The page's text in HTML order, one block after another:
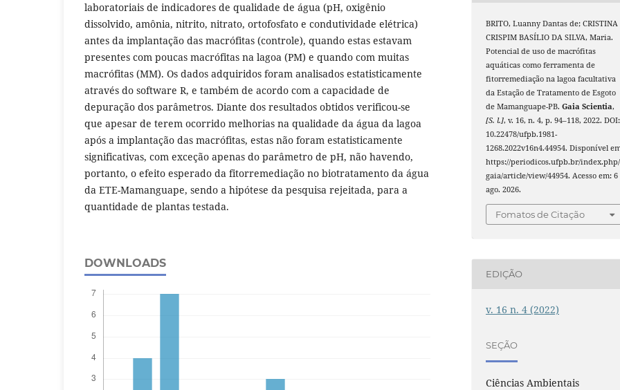
laboratoriais de indicadores de qualidade de água (pH, oxigênio
dissolvido, amônia, nitrito, nitrato, ortofosfato e condutividade elétrica)
antes da implantação das macrófitas (controle), quando estas estavam
presentes com poucas macrófitas na lagoa (PM) e quando com muitas
macrófitas (MM). Os dados adquiridos foram analisados estatisticamente
através do software R, e também de acordo com a capacidade de
depuração dos parâmetros. Diante dos resultados obtidos verificou-se
que apesar de terem ocorrido melhorias na qualidade da água da lagoa
após a implantação das macrófitas, estas não foram estatisticamente
significativas, com exceção apenas do parâmetro de pH, não havendo,
portanto, o efeito esperado da fitorremediação no biotratamento da água
da ETE-Mamanguape, sendo a hipótese da pesquisa rejeitada, para a
quantidade de plantas testada.
DOWNLOADS
BRITO, Luanny Dantas de; CRISTINA
CRISPIM BASÍLIO DA SILVA, Maria.
Potencial de uso de macrófitas
aquáticas como ferramenta de
fitorremediação na lagoa facultativa
da Estação de Tratamento de Esgoto
de Mamanguape-PB.Gaia Scientia,
[S. l.], v. 16, n. 4, p. 94–118, 2022. DOI:
10.22478/ufpb.1981-
1268.2022v16n4.44954. Disponível
https://periodicos.ufpb.br/index.php/
gaia/article/view/44954. Acesso em: 6
ago. 2026.
Fomatos de Citação
EDIÇÃO
v. 16 n. 4 (2022)
SEÇÃO
Ciências Ambientais